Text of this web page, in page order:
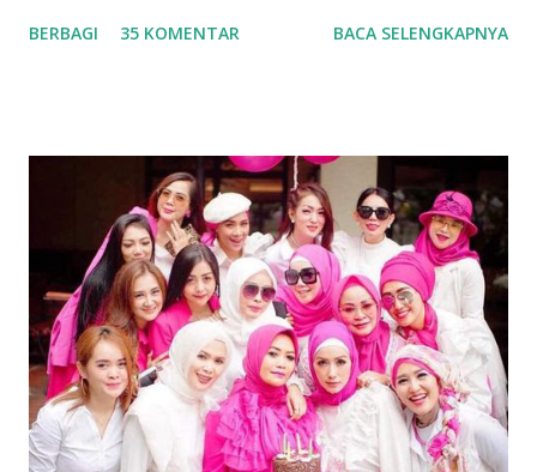
kegiatan ini. Mengingat kebutuhan terhadap teknologi fiber
Optik Apa itu fiber optik? Fiber optik atau serat optik
adalah saluran transmisi atau sejenis kabel yang terbuat dari
kaca atau plastik yang sangat halus dan lebih kecil dari
sehelai rambut, dan dapat digunakan untuk mentransmisikan
sinyal cahaya dari suatu tempat ke tempat lain. Sumber
cahaya yang digunakan biasanya adalah laser atau LED.
Dikutip dari media teknologi Pricebook, fiber optik (serat
optik) adalah sebuah teknologi yang memungkinkan kita
untuk menikmati layanan interne...
BERBAGI 35 KOMENTAR BACA SELENGKAPNYA